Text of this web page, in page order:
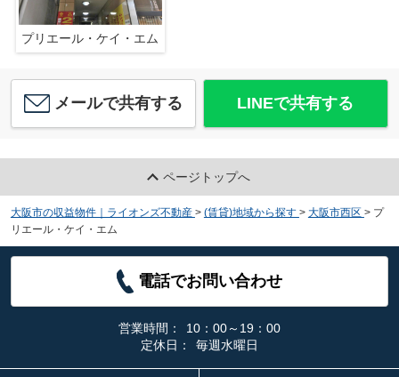
プリエール・ケイ・エム
メールで共有する LINEで共有する
ページトップへ
大阪市の収益物件｜ライオンズ不動産 > (賃貸)地域から探す > 大阪市西区 > プ
リエール・ケイ・エム
電話でお問い合わせ
営業時間：
10：00～19：00
定休日：
毎週水曜日